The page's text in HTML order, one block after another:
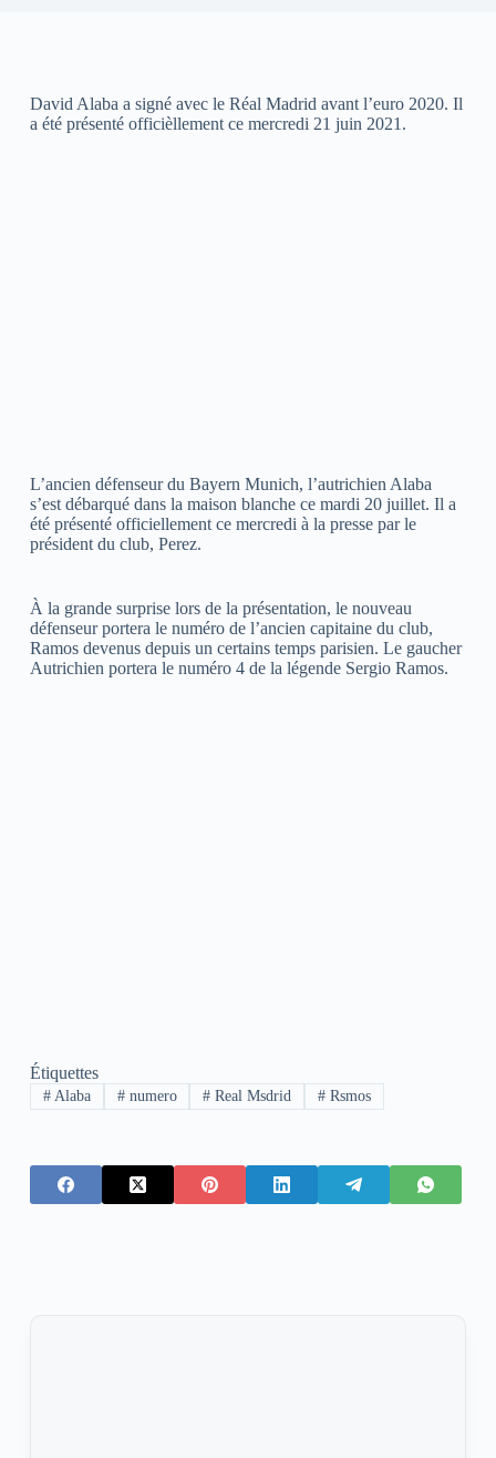
David Alaba a signé avec le Réal Madrid avant l’euro 2020. Il
a été présenté officièllement ce mercredi 21 juin 2021.
L’ancien défenseur du Bayern Munich, l’autrichien Alaba
s’est débarqué dans la maison blanche ce mardi 20 juillet. Il a
été présenté officiellement ce mercredi à la presse par le
président du club, Perez.
À la grande surprise lors de la présentation, le nouveau
défenseur portera le numéro de l’ancien capitaine du club,
Ramos devenus depuis un certains temps parisien. Le gaucher
Autrichien portera le numéro 4 de la légende Sergio Ramos.
Étiquettes
#Alaba #numero # Real Msdrid # Rsmos